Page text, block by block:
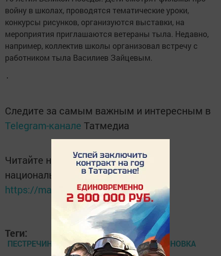
войну в школах, проводятся тематические уроки,
конкурсы рисунков, организуются выставки, на
мероприятия приглашаются ветераны тыла. Недавно,
например, коллектив школы организовал встречу с
работником тыла Василиев Зайцевым.
Следите за самым важным и интересным в
Telegram-канале Татмедиа
Читайте новости Татарстана в
национальном мессенджере MАХ:
https://max.ru/tatmedia
Теги:
ПЕСТРЕЧИНСКИЙ РАЙОН, ШКОЛА, ЕКАТЕРИНОВКА